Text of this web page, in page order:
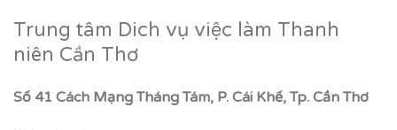
Trung tâm Dich vụ việc làm Thanh
niên Cần Thơ
Số 41 Cách Mạng Tháng Tám, P. Cái Khế, Tp. Cần Thơ